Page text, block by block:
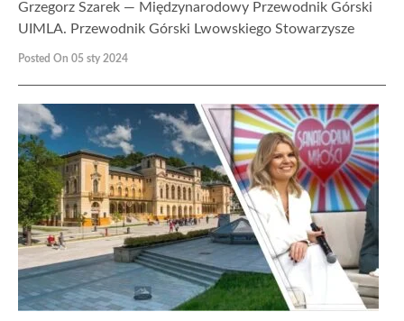
Grzegorz Szarek — Międzynarodowy Przewodnik Górski
UIMLA. Przewodnik Górski Lwowskiego Stowarzysze
Posted On 05 sty 2024